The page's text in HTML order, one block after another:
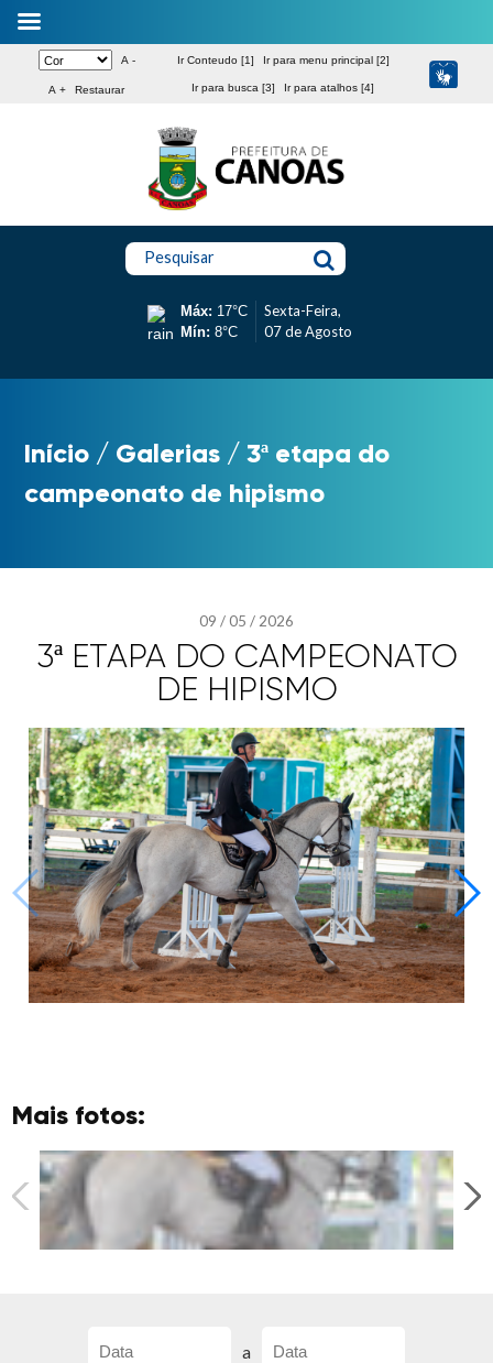
A -
A + Restaurar
Ir Conteudo [1] Ir para menu principal [2]
Ir para busca [3] Ir para atalhos [4]
Pesquisar
Máx: 17°C
Mín: 8°C
Sexta-Feira,
07 de Agosto
Início / Galerias /3ª etapa do
campeonato de hipismo
09 /05 /2026
3ª ETAPA DO CAMPEONATO
DE HIPISMO
Mais fotos:
a